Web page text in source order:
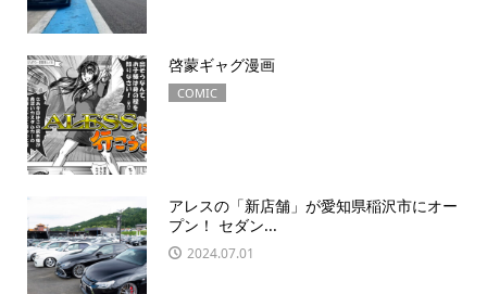
啓蒙ギャグ漫画
COMIC
アレスの「新店舗」が愛知県稲沢市にオー
プン！ セダン...
2024.07.01